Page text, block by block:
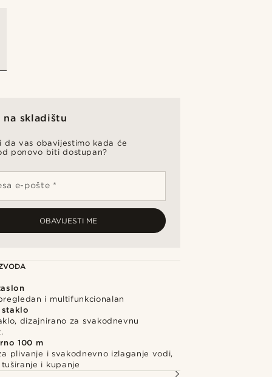
na skladištu
da vas obavijestimo kada će
ponovo biti dostupan?
e-pošte *
OBAVIJESTI ME
i multifunkcionalan
staklo
dizajnirano za svakodnevnu
100 m
plivanje i svakodnevno izlaganje vodi,
i kupanje